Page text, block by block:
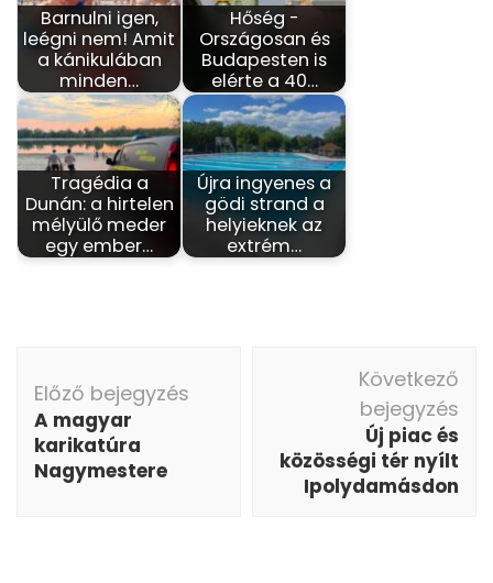
Barnulni igen,
leégni nem! Amit
a kánikulában
minden…
Hőség -
Országosan és
Budapesten is
elérte a 40…
Tragédia a
Dunán: a hirtelen
mélyülő meder
egy ember…
Újra ingyenes a
gödi strand a
helyieknek az
extrém…
navigáció
Előző bejegyzés
A magyar
karikatúra
Nagymestere
Következő
bejegyzés
Új piac és
közösségi tér nyílt
Ipolydamásdon